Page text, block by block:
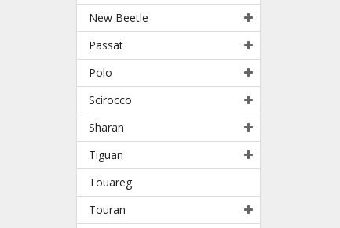
New Beetle
Passat
Polo
Scirocco
Sharan
Tiguan
Touareg
Touran